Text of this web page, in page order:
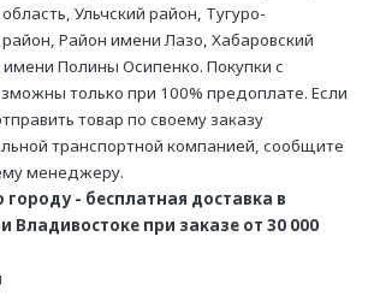
Ульчский район, Тугуро-
Район имени Лазо, Хабаровский
Полины Осипенко. Покупки с
только при 100% предоплате. Если
товар по своему заказу
транспортной компанией, сообщите
менеджеру.
городу - бесплатная доставка в
Владивостоке при заказе от 30 000